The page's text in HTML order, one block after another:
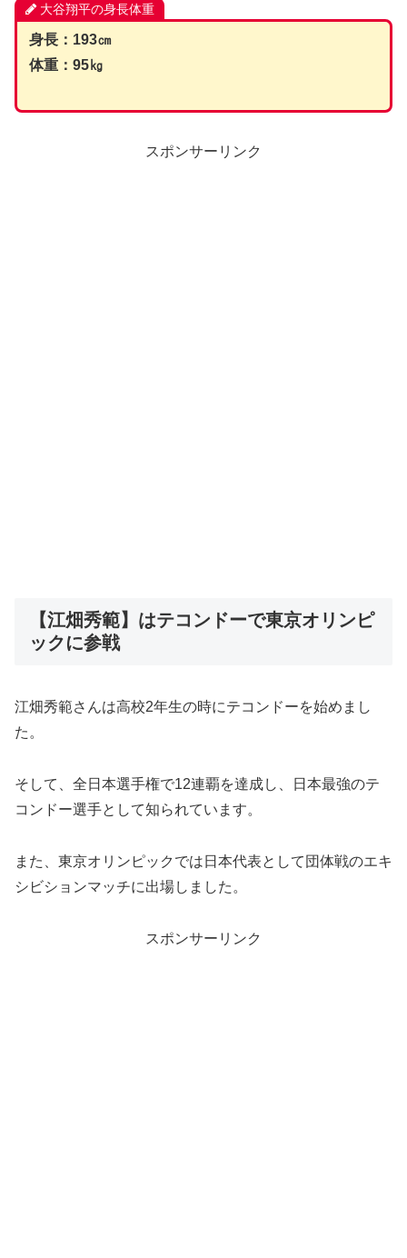
大谷翔平の身長体重
身長：193㎝
体重：95㎏
スポンサーリンク
【江畑秀範】はテコンドーで東京オリンピ
ックに参戦
江畑秀範さんは高校2年生の時にテコンドーを始めまし
た。
そして、全日本選手権で12連覇を達成し、日本最強のテ
コンドー選手として知られています。
また、東京オリンピックでは日本代表として団体戦のエキ
シビションマッチに出場しました。
スポンサーリンク